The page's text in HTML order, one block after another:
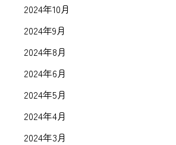
2024年10月
2024年9月
2024年8月
2024年6月
2024年5月
2024年4月
2024年3月